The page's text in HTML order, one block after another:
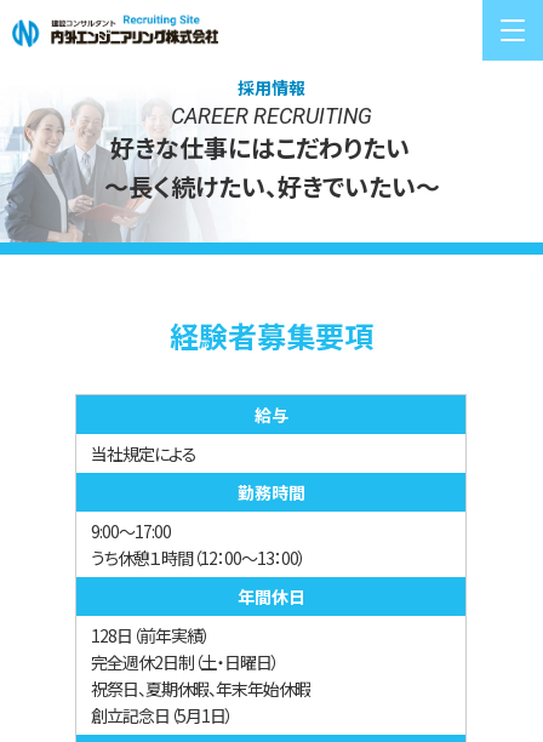
REQUIREMENTS
採用情報
TOP MESSAGE
社長からのメッセージ
COMPANY
会社を知る
人を知る
採用情報
CAREER RECRUITING
好きな仕事にはこだわりたい
～長く続けたい、好きでいたい～
経験者募集要項
給与
当社規定による
勤務時間
9:00～17:00
うち休憩１時間（12：00～13：00）
年間休日
128日（前年実績）
完全週休2日制（土・日曜日）
祝祭日、夏期休暇、年末年始休暇
創立記念日（5月1日）